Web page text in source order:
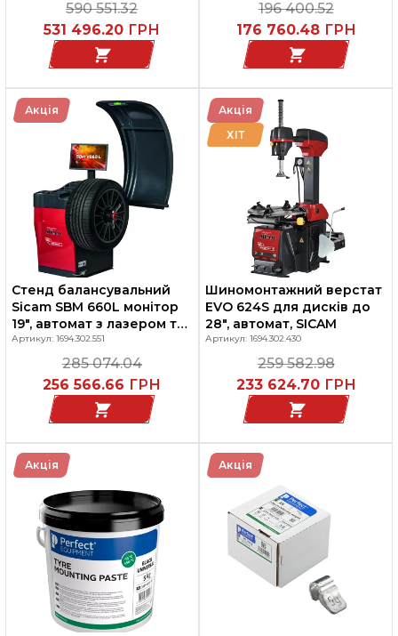
590 551.32
531 496.20 ГРН
196 400.52
176 760.48 ГРН
Акція
Стенд балансувальний
Sicam SBM 660L монітор
19", автомат з лазером та
підсвіткою
Артикул: 1694.302.551
285 074.04
256 566.66 ГРН
Акція
ХІТ
Шиномонтажний верстат
EVO 624S для дисків до
28", автомат, SICAM
Артикул: 1694.302.430
259 582.98
233 624.70 ГРН
Акція Акція